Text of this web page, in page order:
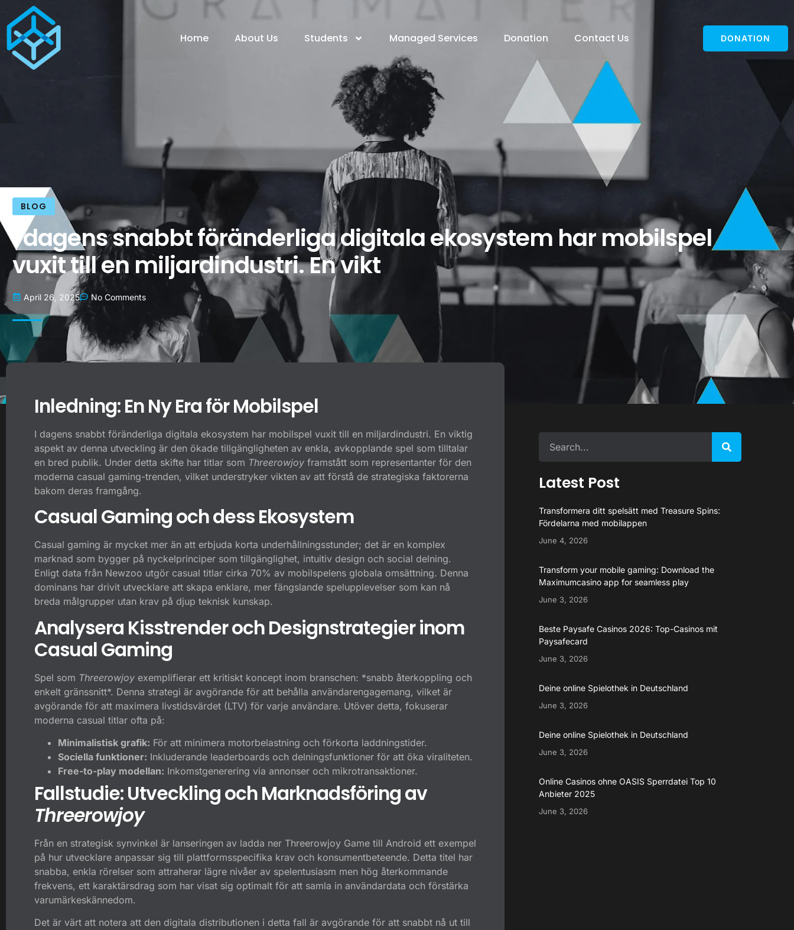
Home About Us Students Managed Services Donation Contact Us DONATION
BLOG
I dagens snabbt föränderliga digitala ekosystem har mobilspel
vuxit till en miljardindustri. En vikt
April 26, 2025 No Comments
Inledning: En Ny Era för Mobilspel
I dagens snabbt föränderliga digitala ekosystem har mobilspel vuxit till en miljardindustri. En viktig
aspekt av denna utveckling är den ökade tillgängligheten av enkla, avkopplande spel som tilltalar
en bred publik. Under detta skifte har titlar som Threerowjoy framstått som representanter för den
moderna casual gaming-trenden, vilket understryker vikten av att förstå de strategiska faktorerna
bakom deras framgång.
Casual Gaming och dess Ekosystem
Casual gaming är mycket mer än att erbjuda korta underhållningsstunder; det är en komplex
marknad som bygger på nyckelprinciper som tillgänglighet, intuitiv design och social delning.
Enligt data från Newzoo utgör casual titlar cirka 70% av mobilspelens globala omsättning. Denna
dominans har drivit utvecklare att skapa enklare, mer fängslande spelupplevelser som kan nå
breda målgrupper utan krav på djup teknisk kunskap.
Analysera Kisstrender och Designstrategier inom
Casual Gaming
Spel som Threerowjoy exemplifierar ett kritiskt koncept inom branschen: *snabb återkoppling och
enkelt gränssnitt*. Denna strategi är avgörande för att behålla användarengagemang, vilket är
avgörande för att maximera livstidsvärdet (LTV) för varje användare. Utöver detta, fokuserar
moderna casual titlar ofta på:
Minimalistisk grafik: För att minimera motorbelastning och förkorta laddningstider.
Sociella funktioner: Inkluderande leaderboards och delningsfunktioner för att öka viraliteten.
Free-to-play modellan: Inkomstgenerering via annonser och mikrotransaktioner.
Fallstudie: Utveckling och Marknadsföring av
Threerowjoy
Från en strategisk synvinkel är lanseringen av ladda ner Threerowjoy Game till Android ett exempel
på hur utvecklare anpassar sig till plattformsspecifika krav och konsumentbeteende. Detta titel har
snabba, enkla rörelser som attraherar lägre nivåer av spelentusiasm men hög återkommande
frekvens, ett karaktärsdrag som har visat sig optimalt för att samla in användardata och förstärka
varumärkeskännedom.
Det är värt att notera att den digitala distributionen i detta fall är avgörande för att snabbt nå ut till
Latest Post
Transformera ditt spelsätt med Treasure Spins:
Fördelarna med mobilappen
June 4, 2026
Transform your mobile gaming: Download the
Maximumcasino app for seamless play
June 3, 2026
Beste Paysafe Casinos 2026: Top-Casinos mit
Paysafecard
June 3, 2026
Deine online Spielothek in Deutschland
June 3, 2026
Deine online Spielothek in Deutschland
June 3, 2026
Online Casinos ohne OASIS Sperrdatei Top 10
Anbieter 2025
June 3, 2026